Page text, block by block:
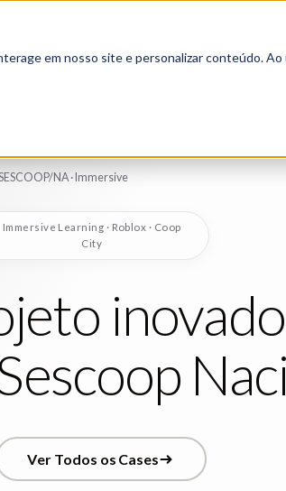
em nosso site e personalizar conteúdo.
NA · Immersive
Immersive Learning · Roblox · Coop
City
Ver Todos os Cases
VerTodososCases